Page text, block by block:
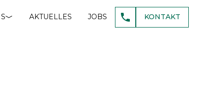
AKTUELLES JOBS KONTAKT